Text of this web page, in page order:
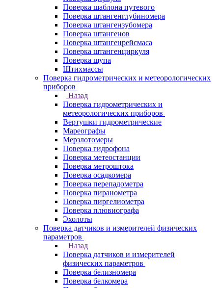
Поверка шаблона путевого
Поверка штангенглубиномера
Поверка штангензубомера
Поверка штангенов
Поверка штангенрейсмаса
Поверка штангенциркуля
Поверка щупа
Штихмассы
Поверка гидрометрических и метеорологических
приборов
Назад
Поверка гидрометрических и
метеорологических приборов
Вертушки гидрометрические
Мареографы
Мерзлотомеры
Поверка гидрофона
Поверка метеостанции
Поверка метроштока
Поверка осадкомера
Поверка перепадометра
Поверка пиранометра
Поверка пиргелиометра
Поверка плювиографа
Эхолоты
Поверка датчиков и измерителей физических
параметров
Назад
Поверка датчиков и измерителей
физических параметров
Поверка белизномера
Поверка белкомера